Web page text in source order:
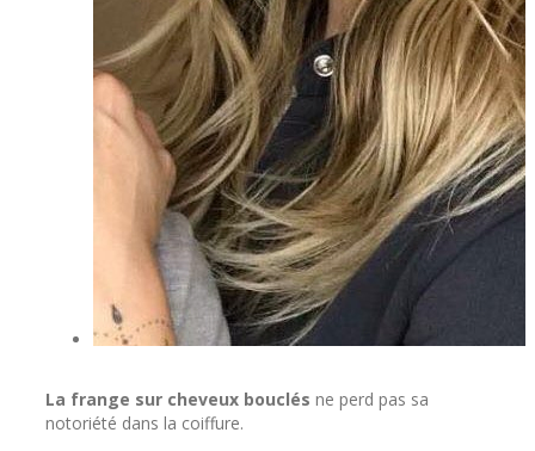
La frange sur cheveux bouclés ne perd pas sa
notoriété dans la coiffure.